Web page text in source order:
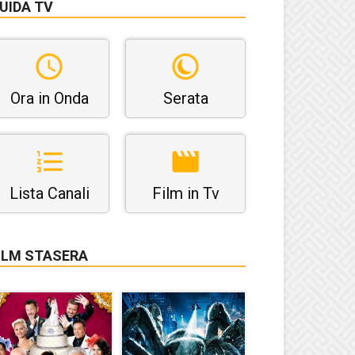
TV
Ora in Onda Serata
Lista Canali Film in Tv
STASERA